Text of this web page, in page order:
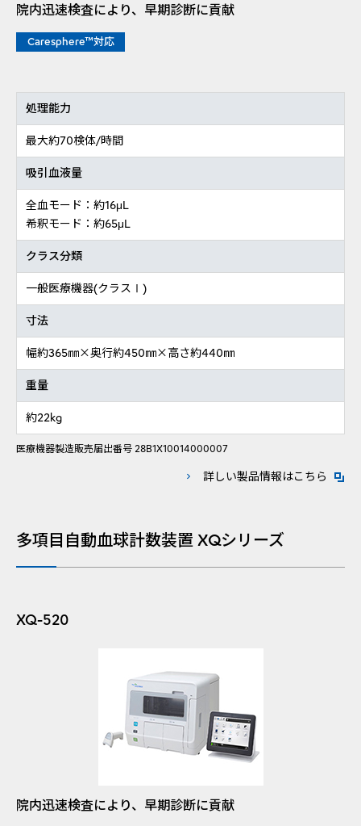
院内迅速検査により、早期診断に貢献
Caresphere™対応
処理能力
最大約70検体/時間
吸引血液量
全血モード：約16μL
希釈モード：約65μL
クラス分類
一般医療機器(クラスⅠ)
寸法
幅約365㎜×奥行約450㎜×高さ約440㎜
重量
約22kg
医療機器製造販売届出番号 28B1X10014000007
詳しい製品情報はこちら 新規
多項目自動血球計数装置 XQシリーズ
XQ-520
院内迅速検査により、早期診断に貢献